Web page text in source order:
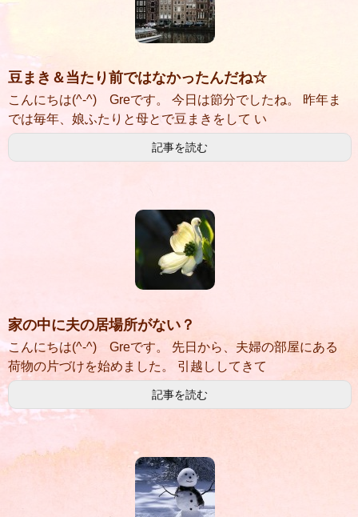
豆まき＆当たり前ではなかったんだね☆
こんにちは(^-^) Greです。 今日は節分でしたね。 昨年ま
では毎年、娘ふたりと母とで豆まきをして い
記事を読む
家の中に夫の居場所がない？
こんにちは(^-^) Greです。 先日から、夫婦の部屋にある
荷物の片づけを始めました。 引越ししてきて
記事を読む